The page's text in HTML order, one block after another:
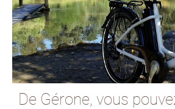
De Gérone, vous